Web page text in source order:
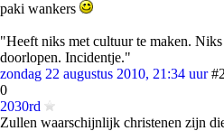
paki wankers
"Heeft niks met cultuur te maken.
doorlopen. Incidentje."
zondag 22 augustus 2010, 21:34 uur
0
2030rd
Zullen waarschijnlijk christenen zijn